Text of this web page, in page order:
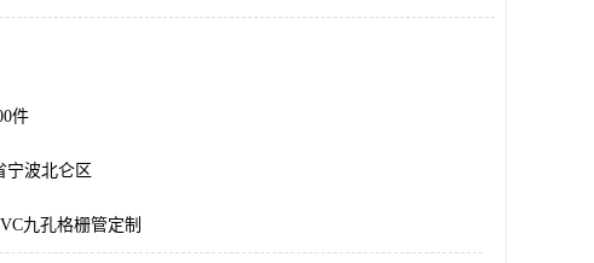
件
宁波北仑区
九孔格栅管定制